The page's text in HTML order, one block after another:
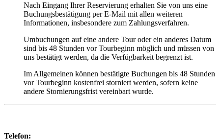
Nach Eingang Ihrer Reservierung erhalten Sie von uns eine
Buchungsbestätigung per E-Mail mit allen weiteren
Informationen, insbesondere zum Zahlungsverfahren.
Umbuchungen auf eine andere Tour oder ein anderes Datum
sind bis 48 Stunden vor Tourbeginn möglich und müssen von
uns bestätigt werden, da die Verfügbarkeit begrenzt ist.
Im Allgemeinen können bestätigte Buchungen bis 48 Stunden
vor Tourbeginn kostenfrei storniert werden, sofern keine
andere Stornierungsfrist vereinbart wurde.
Telefon: